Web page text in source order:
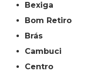
Bexiga
Bom Retiro
Brás
Cambuci
Centro